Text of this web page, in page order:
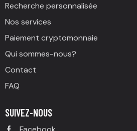
Recherche personnalisée
Nos services
Paiement cryptomonnaie
Qui sommes-nous?
Contact
FAQ
SUIVEZ-NOUS